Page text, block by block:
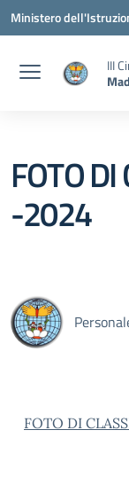
Vai ai contenuti
Vai al menu di
Vai al footer
Ministero
III
FOTO
-2024
FOTO DI